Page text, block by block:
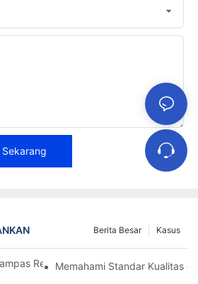
Kasus
Berita Besar
Rem yang Andal untuk Bisnis Anda
Memahami Standar Kualitas